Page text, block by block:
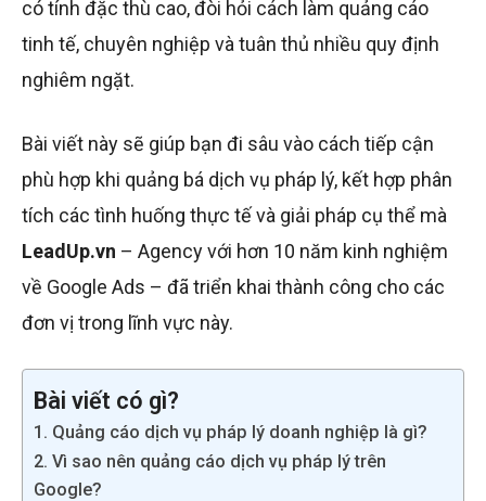
có tính đặc thù cao, đòi hỏi cách làm quảng cáo
tinh tế, chuyên nghiệp và tuân thủ nhiều quy định
nghiêm ngặt.
Bài viết này sẽ giúp bạn đi sâu vào cách tiếp cận
phù hợp khi quảng bá dịch vụ pháp lý, kết hợp phân
tích các tình huống thực tế và giải pháp cụ thể mà
LeadUp.vn – Agency với hơn 10 năm kinh nghiệm
về Google Ads – đã triển khai thành công cho các
đơn vị trong lĩnh vực này.
Bài viết có gì?
1. Quảng cáo dịch vụ pháp lý doanh nghiệp là gì?
2. Vì sao nên quảng cáo dịch vụ pháp lý trên
Google?